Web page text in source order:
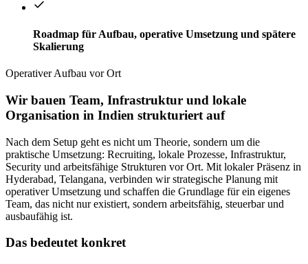
Roadmap für Aufbau, operative Umsetzung und spätere
Skalierung
Operativer Aufbau vor Ort
Wir bauen Team, Infrastruktur und lokale
Organisation in Indien strukturiert auf
Nach dem Setup geht es nicht um Theorie, sondern um die
praktische Umsetzung: Recruiting, lokale Prozesse, Infrastruktur,
Security und arbeitsfähige Strukturen vor Ort. Mit lokaler Präsenz in
Hyderabad, Telangana, verbinden wir strategische Planung mit
operativer Umsetzung und schaffen die Grundlage für ein eigenes
Team, das nicht nur existiert, sondern arbeitsfähig, steuerbar und
ausbaufähig ist.
Das bedeutet konkret